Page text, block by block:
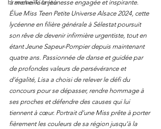
Franche-Comté
à merveille la jeunesse engagée et inspirante.
Élue Miss Teen Petite Universe Alsace 2024, cette
lycéenne en filière générale à Sélestat poursuit
son rêve de devenir infirmière urgentiste, tout en
étant Jeune Sapeur-Pompier depuis maintenant
quatre ans. Passionnée de danse et guidée par
de profondes valeurs de persévérance et
d’égalité, Lisa a choisi de relever le défi du
concours pour se dépasser, rendre hommage à
ses proches et défendre des causes qui lui
tiennent à cœur. Portrait d’une Miss prête à porter
fièrement les couleurs de sa région jusqu’à la